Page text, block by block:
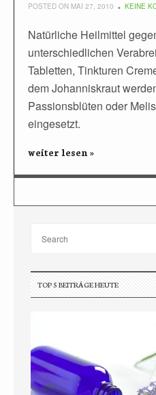
POSTED ON MAI 27, 2010 KEINE
Natürliche Heilmittel
unterschiedlichen
Tabletten, Tinkturen
dem Johanniskraut
Passionsblüten oder
eingesetzt.
weiter lesen »
TOP 5 BEITRÄGE HEUTE